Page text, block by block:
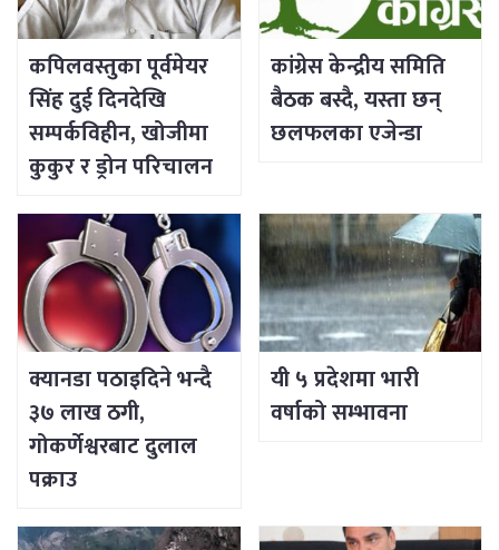
कपिलवस्तुका पूर्वमेयर
सिंह दुई दिनदेखि
सम्पर्कविहीन, खोजीमा
कुकुर र ड्रोन परिचालन
कांग्रेस केन्द्रीय समिति
बैठक बस्दै, यस्ता छन्
छलफलका एजेन्डा
क्यानडा पठाइदिने भन्दै
३७ लाख ठगी,
गोकर्णेश्वरबाट दुलाल
पक्राउ
यी ५ प्रदेशमा भारी
वर्षाको सम्भावना